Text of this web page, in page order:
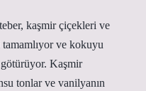
kaşmir çiçekleri ve
ve kokuyu
götürüyor. Kaşmir
tonlar ve vanilyanın